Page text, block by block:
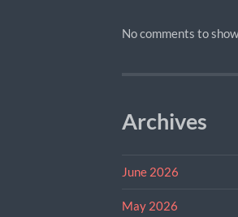
No comments to
Archives
June 2026
May 2026